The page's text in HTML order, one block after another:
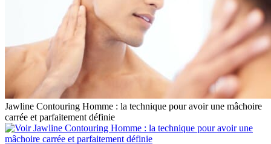
Jawline Contouring Homme : la technique pour avoir une mâchoire
carrée et parfaitement définie